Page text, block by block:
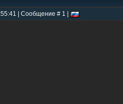
| Сообщение # 1 |